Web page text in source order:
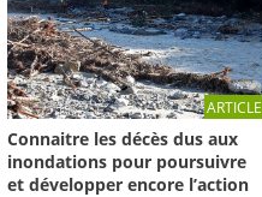
ARTICLE
Connaitre les décès dus aux
inondations pour poursuivre
et développer encore l’action